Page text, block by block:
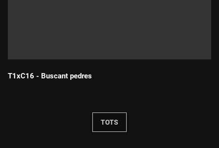
T1xC16 - Buscant pedres
TOTS